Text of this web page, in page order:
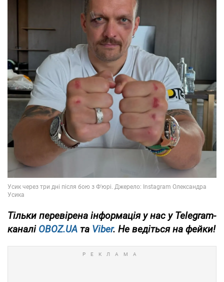
Тільки перевірена інформація у нас у Telegram-
каналі OBOZ.UA та Viber. Не ведіться на фейки!